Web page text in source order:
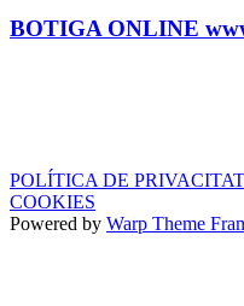
BOTIGA ONLINE
POLÍTICA DE
COOKIES
Powered by Warp Theme